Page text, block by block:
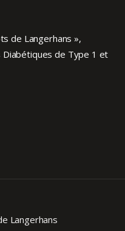
de Langerhans »,
Diabétiques de Type 1 et
Langerhans